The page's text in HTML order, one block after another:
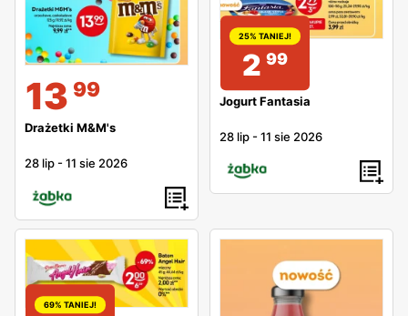
13 99
Drażetki M&M's
28 lip -11 sie 2026
25% TANIEJ!
2 99
Jogurt Fantasia
28 lip -11 sie 2026
69% TANIEJ!